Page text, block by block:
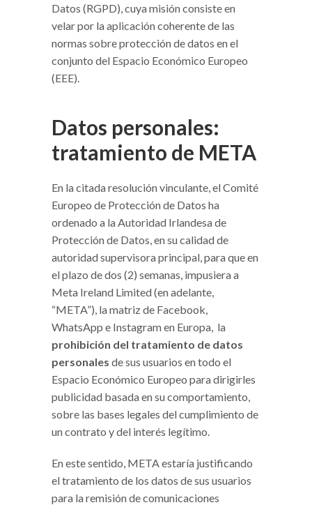
Datos (RGPD), cuya misión consiste en
velar por la aplicación coherente de las
normas sobre protección de datos en el
conjunto del Espacio Económico Europeo
(EEE).
Datos personales:
tratamiento de META
En la citada resolución vinculante, el Comité
Europeo de Protección de Datos ha
ordenado a la Autoridad Irlandesa de
Protección de Datos, en su calidad de
autoridad supervisora principal, para que en
el plazo de dos (2) semanas, impusiera a
Meta Ireland Limited (en adelante,
“META”), la matriz de Facebook,
WhatsApp e Instagram en Europa, la
prohibición del tratamiento de datos
personales de sus usuarios en todo el
Espacio Económico Europeo para dirigirles
publicidad basada en su comportamiento,
sobre las bases legales del cumplimiento de
un contrato y del interés legítimo.
En este sentido, META estaría justificando
el tratamiento de los datos de sus usuarios
para la remisión de comunicaciones